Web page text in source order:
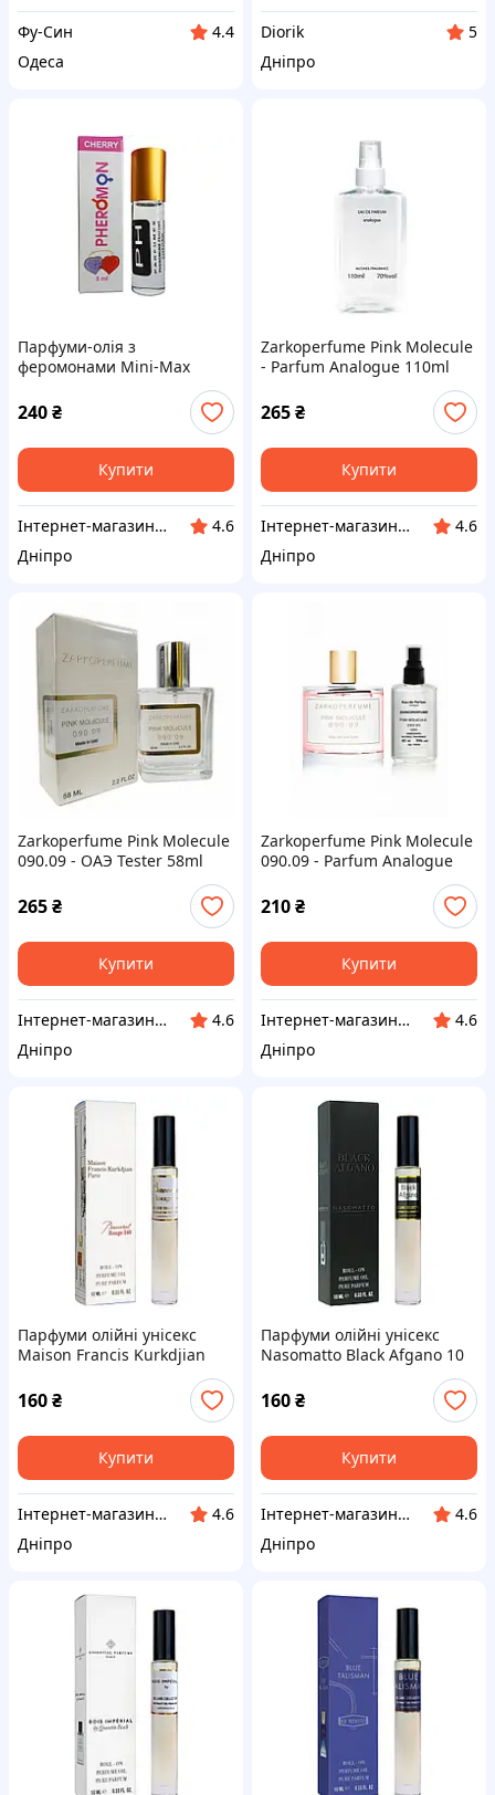
Фу-Син
4.4
Одеса
Diorik
5
Дніпро
Парфуми-олія з
феромонами Mini-Max
Cherry 3 — Lancome Miracle
240₴
Купити
Інтернет-магазин "Klever"
4.6
Дніпро
Zarkoperfume Pink Molecule
- Parfum Analogue 110ml
265₴
Купити
Інтернет-магазин "Klever"
4.6
Дніпро
Zarkoperfume Pink Molecule
090.09 - ОАЭ Tester 58ml
265₴
Купити
Інтернет-магазин "Klever"
4.6
Дніпро
Zarkoperfume Pink Molecule
090.09 - Parfum Analogue
210₴
Купити
Інтернет-магазин "Klever"
4.6
Дніпро
Парфуми олійні унісекс
Maison Francis Kurkdjian
Baccarat Rouge 540 10 мл
160₴
Купити
Інтернет-магазин "Klever"
4.6
Дніпро
Парфуми олійні унісекс
Nasomatto Black Afgano 10
160₴
Купити
Інтернет-магазин "Klever"
4.6
Дніпро